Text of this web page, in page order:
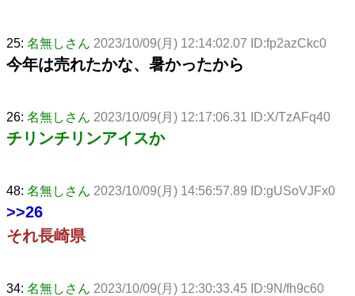
25: 名無しさん 2023/10/09(月) 12:14:02.07 ID:fp2azCkc0
今年は売れたかな、暑かったから
26: 名無しさん 2023/10/09(月) 12:17:06.31 ID:X/TzAFq40
チリンチリンアイスか
48: 名無しさん 2023/10/09(月) 14:56:57.89 ID:gUSoVJFx0
>>26
それ長崎県
34: 名無しさん 2023/10/09(月) 12:30:33.45 ID:9N/fh9c60